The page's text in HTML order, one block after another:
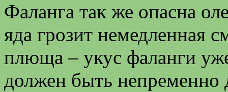
Фаланга так же опасна
яда грозит немедленная
плюща – укус фаланги
должен быть непременно